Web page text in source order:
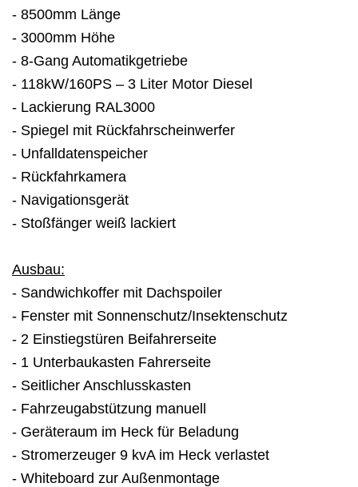
- 8500mm Länge
- 3000mm Höhe
- 8-Gang Automatikgetriebe
- 118kW/160PS – 3 Liter Motor Diesel
- Lackierung RAL3000
- Spiegel mit Rückfahrscheinwerfer
- Unfalldatenspeicher
- Rückfahrkamera
- Navigationsgerät
- Stoßfänger weiß lackiert
Ausbau:
- Sandwichkoffer mit Dachspoiler
- Fenster mit Sonnenschutz/Insektenschutz
- 2 Einstiegstüren Beifahrerseite
- 1 Unterbaukasten Fahrerseite
- Seitlicher Anschlusskasten
- Fahrzeugabstützung manuell
- Geräteraum im Heck für Beladung
- Stromerzeuger 9 kvA im Heck verlastet
- Whiteboard zur Außenmontage